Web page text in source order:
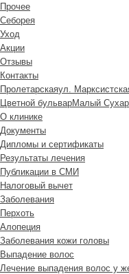
Прочее
Себорея
Уход
Акции
Отзывы
Контакты
Пролетарскаяул.
Цветной бульварМалый
О клинике
Документы
Дипломы и сертификаты
Результаты лечения
Публикации в СМИ
Налоговый вычет
Заболевания
Перхоть
Алопеция
Заболевания кожи головы
Выпадение волос
Лечение выпадения волос у